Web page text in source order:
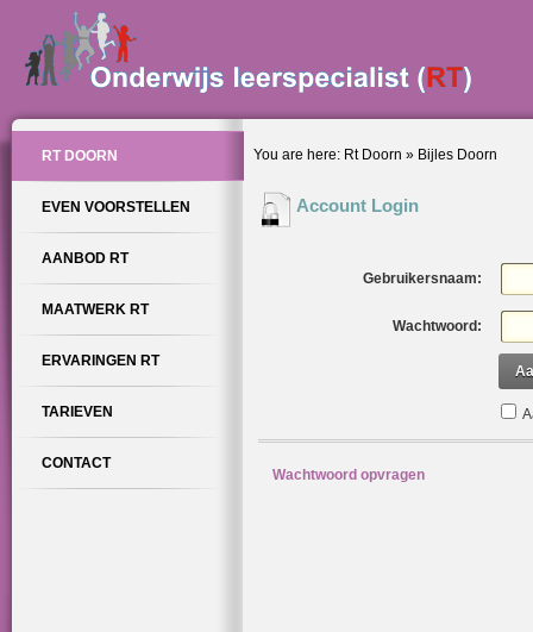
RT DOORN
EVEN VOORSTELLEN
AANBOD RT
MAATWERK RT
ERVARINGEN RT
TARIEVEN
CONTACT
You are here: Rt Doorn » Bijles Doorn
Account Login
Gebruikersnaam:
Wachtwoord:
Wachtwoord opvragen